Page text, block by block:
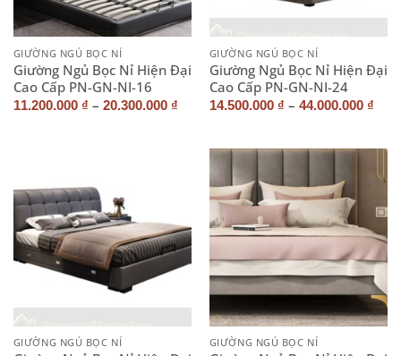
GIƯỜNG NGỦ BỌC NỈ
Giường Ngủ Bọc Nỉ Hiện Đại
Cao Cấp PN-GN-NI-16
11.200.000 ₫ – 20.300.000 ₫
GIƯỜNG NGỦ BỌC NỈ
Giường Ngủ Bọc Nỉ Hiện Đại
Cao Cấp PN-GN-NI-24
14.500.000 ₫ – 44.000.000 ₫
GIƯỜNG NGỦ BỌC NỈ GIƯỜNG NGỦ BỌC NỈ